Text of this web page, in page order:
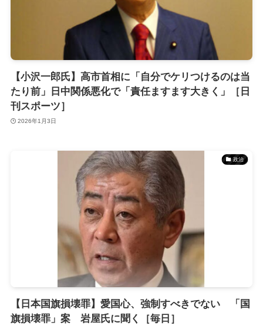
【小沢一郎氏】高市首相に「自分でケリつけるのは当
たり前」日中関係悪化で「責任ますます大きく」［日
刊スポーツ］
2026年1月3日
政治
【日本国旗損壊罪】愛国心、強制すべきでない 「国
旗損壊罪」案 岩屋氏に聞く［毎日］